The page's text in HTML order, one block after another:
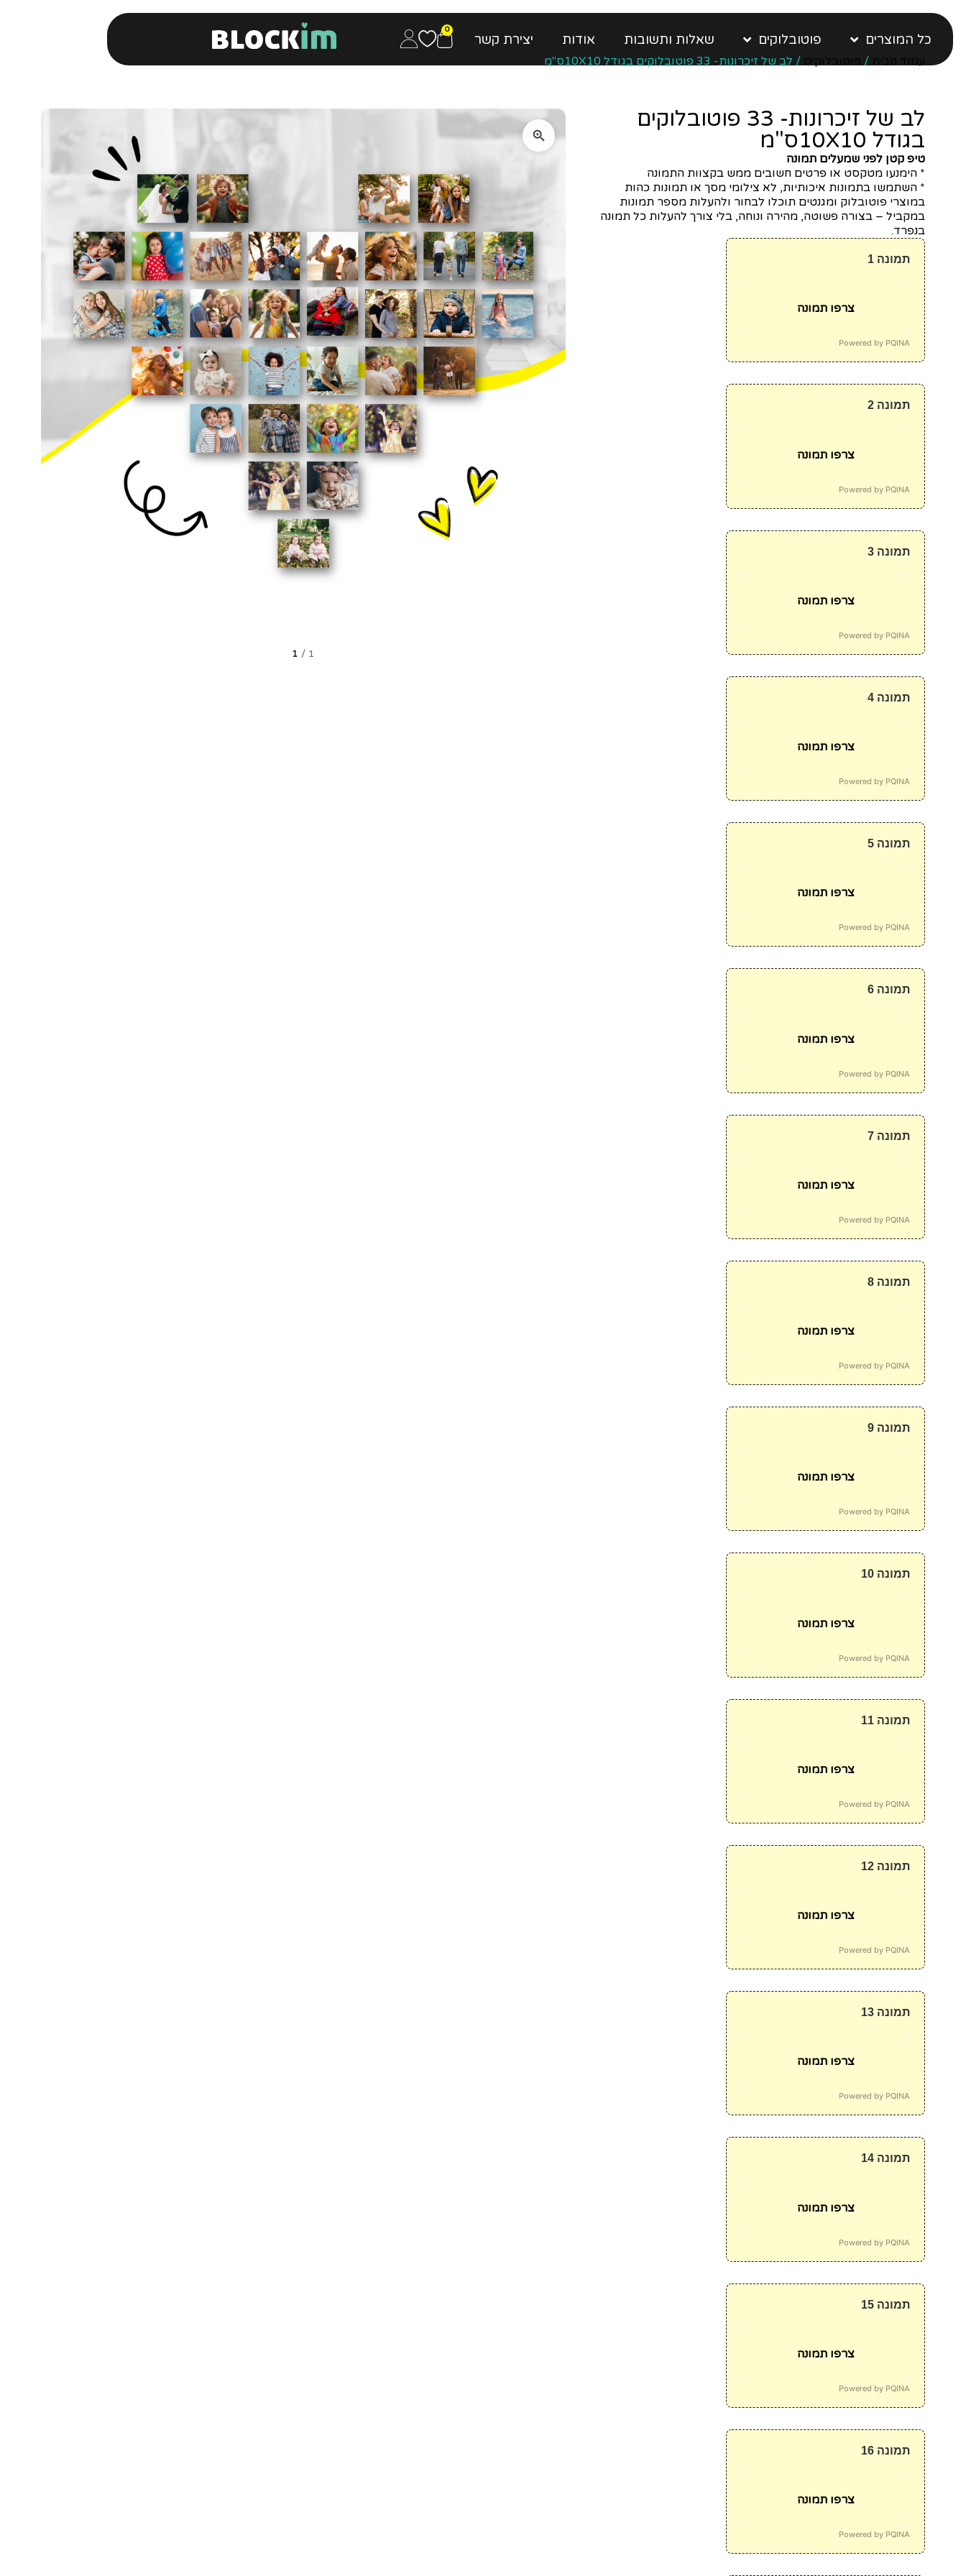
כל המוצרים פוטובלוקים שאלות ותשובות אודות יצירת קשר
0
עמוד הבית / פוטובלוקים / לב של זיכרונות- 33 פוטובלוקים בגודל 10X10ס"מ
לב של זיכרונות- 33 פוטובלוקים
בגודל 10X10ס"מ
טיפ קטן לפני שמעלים תמונה
* הימנעו מטקסט או פרטים חשובים ממש בקצוות התמונה
* השתמשו בתמונות איכותיות, לא צילומי מסך או תמונות כהות
במוצרי פוטובלוק ומגנטים תוכלו לבחור ולהעלות מספר תמונות
במקביל – בצורה פשוטה, מהירה ונוחה, בלי צורך להעלות כל תמונה
בנפרד.
תמונה 1
Powered by PQINA
צרפו תמונה
תמונה 2
Powered by PQINA
צרפו תמונה
תמונה 3
Powered by PQINA
צרפו תמונה
תמונה 4
Powered by PQINA
צרפו תמונה
תמונה 5
Powered by PQINA
צרפו תמונה
תמונה 6
Powered by PQINA
צרפו תמונה
תמונה 7
Powered by PQINA
צרפו תמונה
תמונה 8
Powered by PQINA
צרפו תמונה
תמונה 9
Powered by PQINA
צרפו תמונה
תמונה 10
Powered by PQINA
צרפו תמונה
תמונה 11
Powered by PQINA
צרפו תמונה
תמונה 12
Powered by PQINA
צרפו תמונה
תמונה 13
Powered by PQINA
צרפו תמונה
תמונה 14
Powered by PQINA
צרפו תמונה
תמונה 15
Powered by PQINA
צרפו תמונה
תמונה 16
Powered by PQINA
צרפו תמונה
1 / 1